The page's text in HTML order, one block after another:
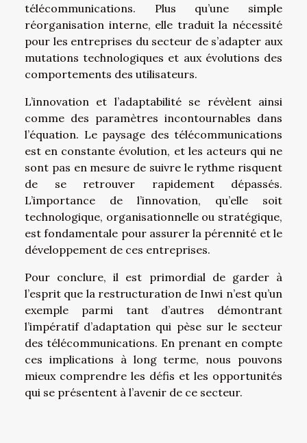
télécommunications. Plus qu’une simple
réorganisation interne, elle traduit la nécessité
pour les entreprises du secteur de s’adapter aux
mutations technologiques et aux évolutions des
comportements des utilisateurs.
L’innovation et l’adaptabilité se révèlent ainsi
comme des paramètres incontournables dans
l’équation. Le paysage des télécommunications
est en constante évolution, et les acteurs qui ne
sont pas en mesure de suivre le rythme risquent
de se retrouver rapidement dépassés.
L’importance de l’innovation, qu’elle soit
technologique, organisationnelle ou stratégique,
est fondamentale pour assurer la pérennité et le
développement de ces entreprises.
Pour conclure, il est primordial de garder à
l’esprit que la restructuration de Inwi n’est qu’un
exemple parmi tant d’autres démontrant
l’impératif d’adaptation qui pèse sur le secteur
des télécommunications. En prenant en compte
ces implications à long terme, nous pouvons
mieux comprendre les défis et les opportunités
qui se présentent à l’avenir de ce secteur.